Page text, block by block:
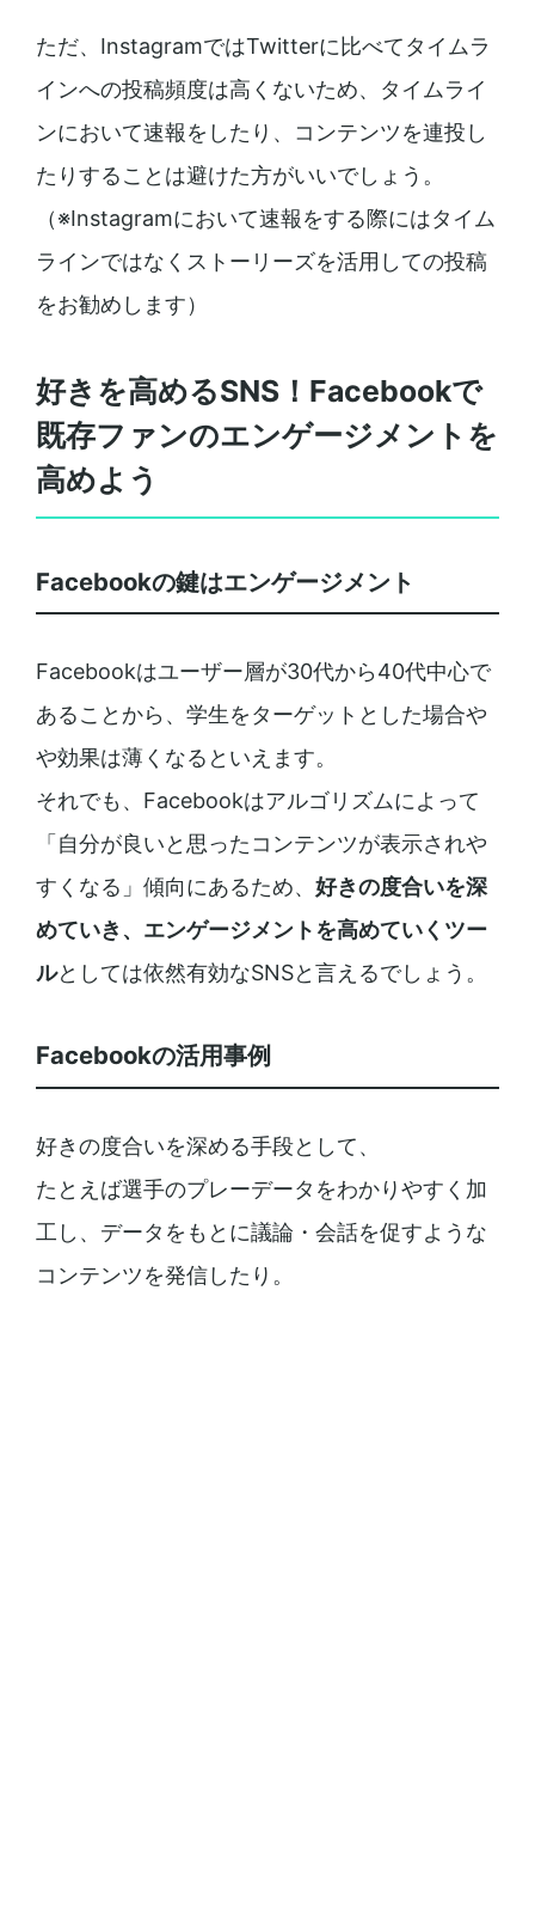
ただ、InstagramではTwitterに比べてタイムラ
インへの投稿頻度は高くないため、タイムライ
ンにおいて速報をしたり、コンテンツを連投し
たりすることは避けた方がいいでしょう。
（※Instagramにおいて速報をする際にはタイム
ラインではなくストーリーズを活用しての投稿
をお勧めします）
好きを高めるSNS！Facebookで
既存ファンのエンゲージメントを
高めよう
Facebookの鍵はエンゲージメント
Facebookはユーザー層が30代から40代中心で
あることから、学生をターゲットとした場合や
や効果は薄くなるといえます。
それでも、Facebookはアルゴリズムによって
「自分が良いと思ったコンテンツが表示されや
すくなる」傾向にあるため、 好きの度合いを深
めていき、エンゲージメントを高めていくツー
ルとしては依然有効なSNSと言えるでしょう。
Facebookの活用事例
好きの度合いを深める手段として、
たとえば選手のプレーデータをわかりやすく加
工し、データをもとに議論・会話を促すような
コンテンツを発信したり。